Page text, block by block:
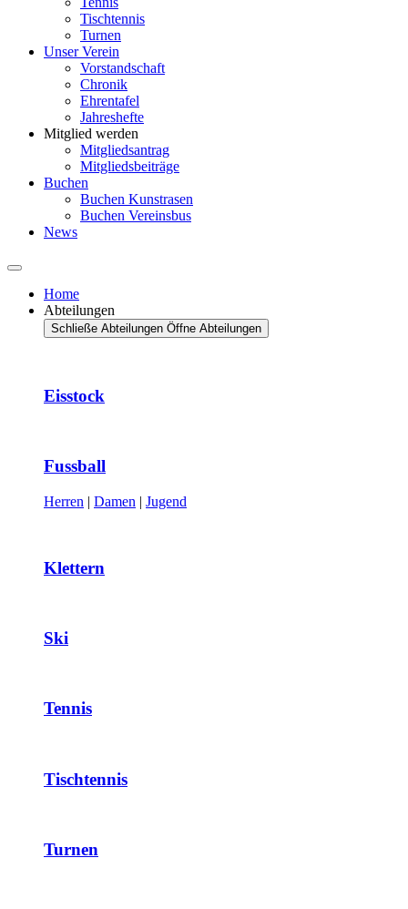
Tischtennis
Turnen
Unser Verein
Vorstandschaft
Chronik
Ehrentafel
Jahreshefte
Mitglied werden
Mitgliedsantrag
Mitgliedsbeiträge
Buchen
Buchen Kunstrasen
Buchen Vereinsbus
News
Home
Abteilungen
Schließe Abteilungen Öffne Abteilungen
Eisstock
Fussball
Herren | Damen | Jugend
Klettern
Ski
Tennis
Tischtennis
Turnen